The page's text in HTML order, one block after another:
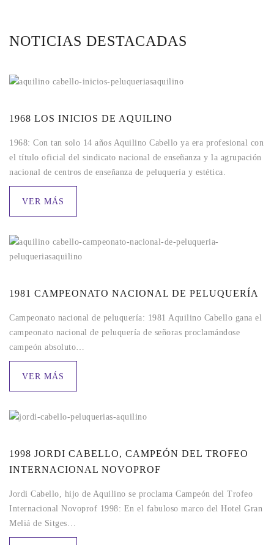
NOTICIAS DESTACADAS
1968 LOS INICIOS DE AQUILINO
1968: Con tan solo 14 años Aquilino Cabello ya era profesional con
el título oficial del sindicato nacional de enseñanza y la agrupación
nacional de centros de enseñanza de peluquería y estética.
VER MÁS
1981 CAMPEONATO NACIONAL DE PELUQUERÍA
Campeonato nacional de peluquería: 1981 Aquilino Cabello gana el
campeonato nacional de peluquería de señoras proclamándose
campeón absoluto…
VER MÁS
1998 JORDI CABELLO, CAMPEÓN DEL TROFEO
INTERNACIONAL NOVOPROF
Jordi Cabello, hijo de Aquilino se proclama Campeón del Trofeo
Internacional Novoprof 1998: En el fabuloso marco del Hotel Gran
Meliá de Sitges…